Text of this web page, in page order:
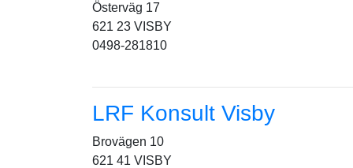
Österväg 17
621 23 VISBY
0498-281810
LRF Konsult Visby
Brovägen 10
621 41 VISBY